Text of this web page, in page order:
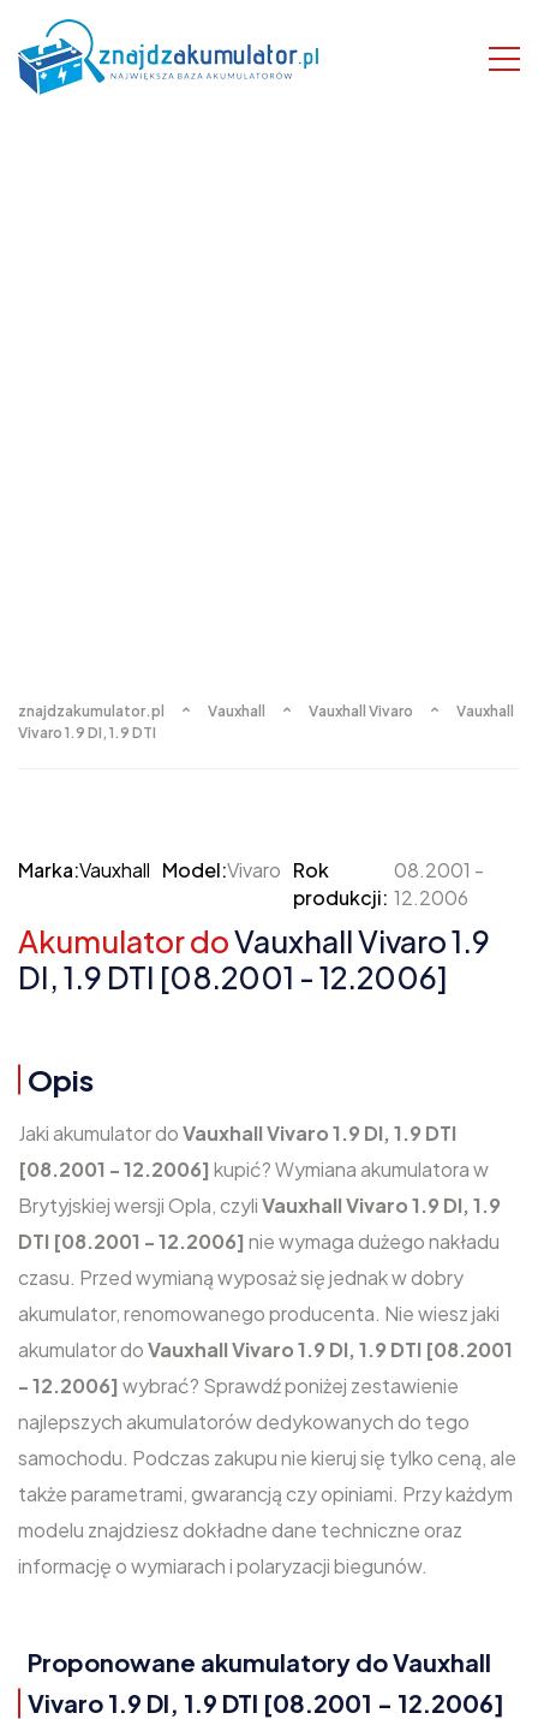
znajdzakumulator.pl Vauxhall Vauxhall Vivaro
Vauxhall
Vivaro 1.9 DI, 1.9 DTI
Marka:Vauxhall Model:Vivaro Rok
produkcji:
08.2001 -
12.2006
Akumulator doVauxhall Vivaro 1.9
DI, 1.9 DTI [08.2001 - 12.2006]
Opis
Jaki akumulator doVauxhall Vivaro 1.9 DI, 1.9 DTI
[08.2001 - 12.2006] kupić? Wymiana akumulatora w
Brytyjskiej wersji Opla, czyliVauxhall Vivaro 1.9 DI, 1.9
DTI [08.2001 - 12.2006] nie wymaga dużego nakładu
czasu. Przed wymianą wyposaż się jednak w dobry
akumulator, renomowanego producenta. Nie wiesz jaki
akumulator doVauxhall Vivaro 1.9 DI, 1.9 DTI [08.2001
- 12.2006] wybrać? Sprawdź poniżej zestawienie
najlepszych akumulatorów dedykowanych do tego
samochodu. Podczas zakupu nie kieruj się tylko ceną, ale
także parametrami, gwarancją czy opiniami. Przy każdym
modelu znajdziesz dokładne dane techniczne oraz
informację o wymiarach i polaryzacji biegunów.
Proponowane akumulatory do Vauxhall
Vivaro 1.9 DI, 1.9 DTI [08.2001 - 12.2006]